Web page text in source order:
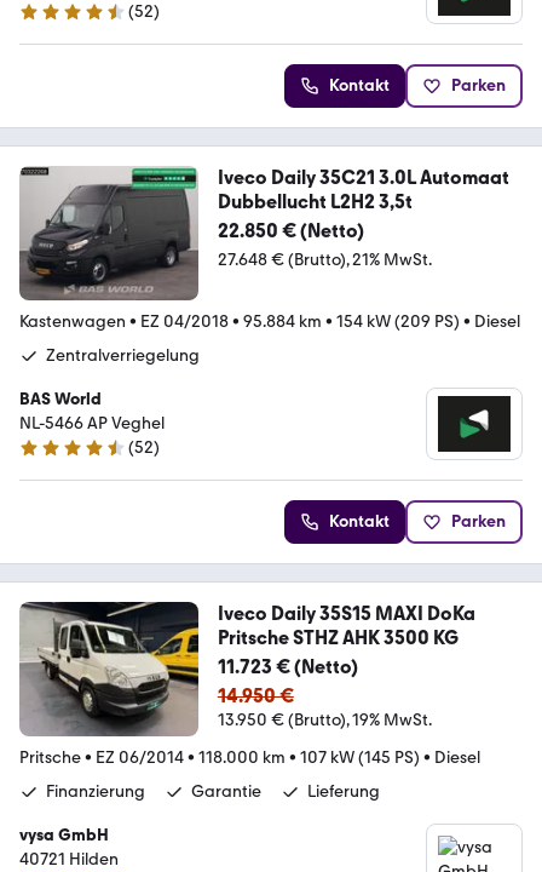
4.7 Sterne
(52)
Kontakt Parken
Iveco Daily 35C21 3.0L Automaat
Dubbellucht L2H2 3,5t
22.850 € (Netto)
27.648 € (Brutto) 21% MwSt.
Kastenwagen • EZ 04/2018• 95.884 km • 154 kW (209 PS) • Diesel
Zentralverriegelung
BAS World
NL-5466 AP Veghel
4.7 Sterne
(52)
Kontakt Parken
Iveco Daily 35S15 MAXI DoKa
Pritsche STHZ AHK 3500 KG
11.723 € (Netto)
14.950 €
13.950 € (Brutto) 19% MwSt.
Pritsche• EZ 06/2014• 118.000 km • 107 kW (145 PS) • Diesel
Finanzierung
Garantie Lieferung
vysa GmbH
40721 Hilden